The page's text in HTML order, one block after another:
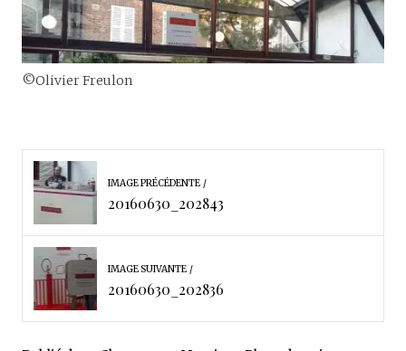
©Olivier Freulon
IMAGE PRÉCÉDENTE
20160630_202843
IMAGE SUIVANTE
20160630_202836